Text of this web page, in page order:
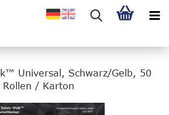
Universal, Schwarz/Gelb, 50
/ Karton